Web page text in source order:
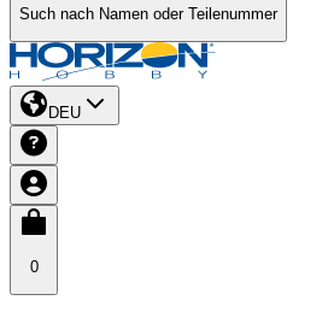
Such nach Namen oder Teilenummer
DEU
0